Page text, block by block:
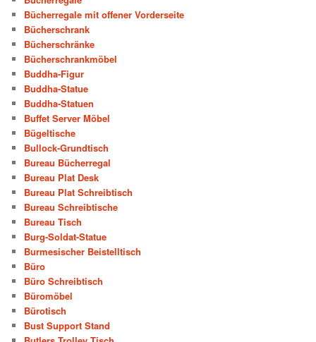
Bücherregale mit offener Vorderseite
Bücherschrank
Bücherschränke
Bücherschrankmöbel
Buddha-Figur
Buddha-Statue
Buddha-Statuen
Buffet Server Möbel
Bügeltische
Bullock-Grundtisch
Bureau Bücherregal
Bureau Plat Desk
Bureau Plat Schreibtisch
Bureau Schreibtische
Bureau Tisch
Burg-Soldat-Statue
Burmesischer Beistelltisch
Büro
Büro Schreibtisch
Büromöbel
Bürotisch
Bust Support Stand